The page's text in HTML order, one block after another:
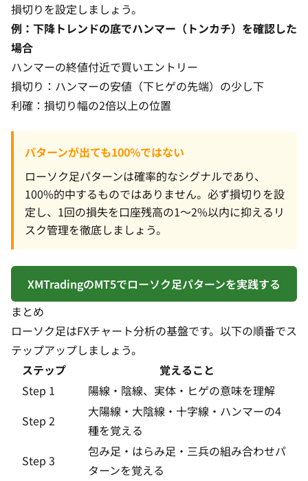
損切りを設定しましょう。
例：下降トレンドの底でハンマー（トンカチ）を確認した
場合
ハンマーの終値付近で買いエントリー
損切り：ハンマーの安値（下ヒゲの先端）の少し下
利確：損切り幅の2倍以上の位置
パターンが出ても100%ではない
ローソク足パターンは確率的なシグナルであり、
100%的中するものではありません。必ず損切りを設
定し、1回の損失を口座残高の1〜2%以内に抑えるリ
スク管理を徹底しましょう。
XMTradingのMT5でローソク足パターンを実践する
まとめ
ローソク足はFXチャート分析の基盤です。以下の順番でス
テップアップしましょう。
ステップ
覚えること
Step 1
陽線・陰線、実体・ヒゲの意味を理解
Step 2
大陽線・大陰線・十字線・ハンマーの4
種を覚える
Step 3
包み足・はらみ足・三兵の組み合わせパ
ターンを覚える